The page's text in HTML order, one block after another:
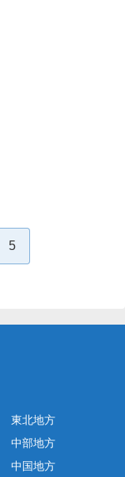
5
東北地方
中部地方
中国地方